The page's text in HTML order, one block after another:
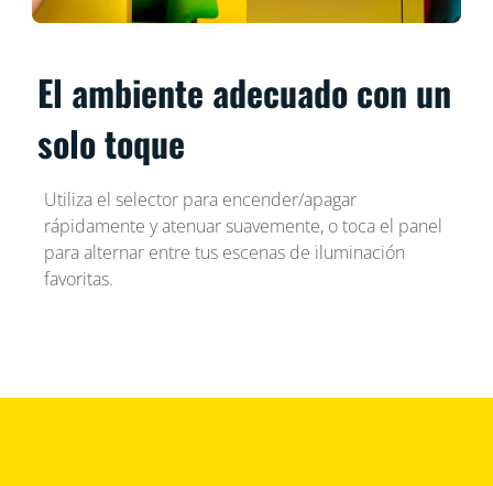
El ambiente adecuado con un
solo toque
Utiliza el selector para encender/apagar
rápidamente y atenuar suavemente, o toca el panel
para alternar entre tus escenas de iluminación
favoritas.